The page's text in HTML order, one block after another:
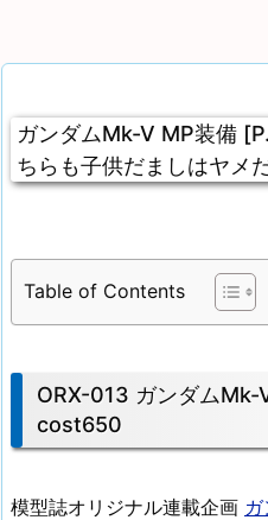
ガンダムMk-V MP装備
ちらも子供だましはヤメ
Table of Contents
ORX-013 ガンダム
cost650
模型誌オリジナル連載企画